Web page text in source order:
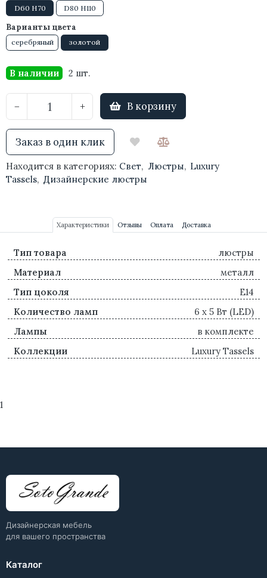
D60 H70 D80 H110
Варианты цвета
серебряный золотой
В наличии 2 шт.
− + В корзину
Заказ в один клик
Находится в категориях: Свет, Люстры, Luxury
Tassels, Дизайнерские люстры
Характеристики Отзывы Оплата Доставка
Тип товара
люстры
Материал
металл
Тип цоколя
E14
Количество ламп
6 x 5 Вт (LED)
Лампы
в комплекте
Коллекции
Luxury Tassels
1
Дизайнерская мебель
для вашего пространства
Каталог